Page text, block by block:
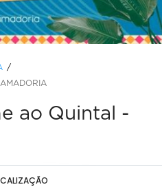
ao Quintal -